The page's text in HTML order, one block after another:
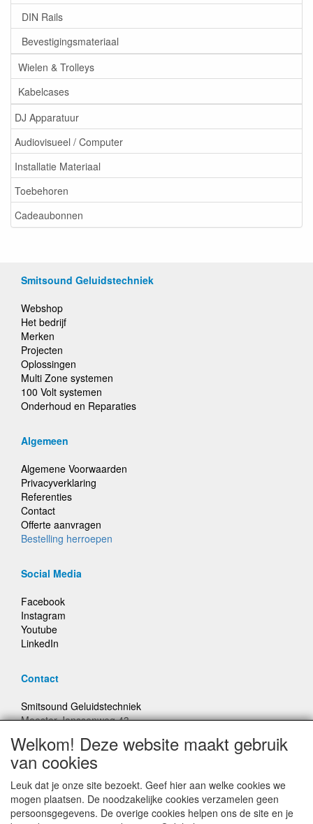
DIN Rails
Bevestigingsmateriaal
Wielen & Trolleys
Kabelcases
DJ Apparatuur
Audiovisueel / Computer
Installatie Materiaal
Toebehoren
Cadeaubonnen
Smitsound Geluidstechniek
Webshop
Het bedrijf
Merken
Projecten
Oplossingen
Multi Zone systemen
100 Volt systemen
Onderhoud en Reparaties
Algemeen
Algemene Voorwaarden
Privacyverklaring
Referenties
Contact
Offerte aanvragen
Bestelling herroepen
Social Media
Facebook
Instagram
Youtube
LinkedIn
Contact
Smitsound Geluidstechniek
Meester Janssenweg 43
E-mail: info@smitsound.nl
Telefoon: +31-(0)6-22256322
Bestellingen binnen Nederland, ongeacht gewicht, verstuurd
voor € 6,95
Welkom! Deze website maakt gebruik
van cookies
Leuk dat je onze site bezoekt. Geef hier aan welke cookies we
mogen plaatsen. De noodzakelijke cookies verzamelen geen
persoonsgegevens. De overige cookies helpen ons de site en je